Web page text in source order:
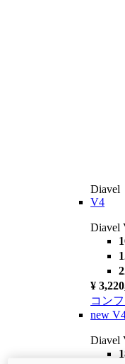
Diavel
V4
Diavel
¥
コン
new
Diavel